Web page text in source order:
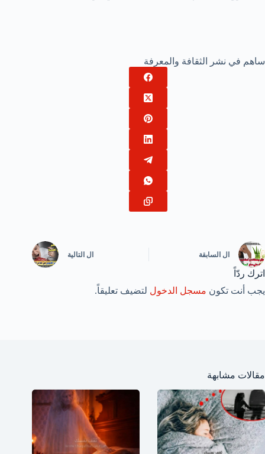
ساهم في نشر الثقافة والمعرفة
ال السابقة ال التالية
اترك ردّاً
يجب أنت تكون مسجل الدخول لتضيف تعليقاً.
مقالات مشابهة